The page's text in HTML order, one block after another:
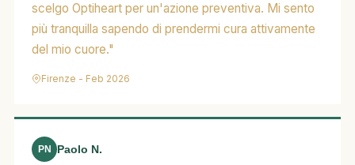
scelgo Optiheart per un'azione preventiva. Mi sento
più tranquilla sapendo di prendermi cura attivamente
del mio cuore."
Firenze - Feb 2026
PN
Paolo N.